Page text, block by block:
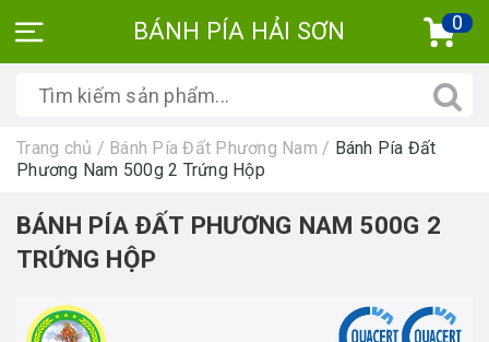
BÁNH PÍA HẢI SƠN 0
Trang chủ / Bánh Pía Đất Phương Nam / Bánh Pía Đất
Phương Nam 500g 2 Trứng Hộp
BÁNH PÍA ĐẤT PHƯƠNG NAM 500G 2
TRỨNG HỘP